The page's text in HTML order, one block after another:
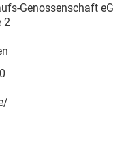
Genossenschaft eG
2